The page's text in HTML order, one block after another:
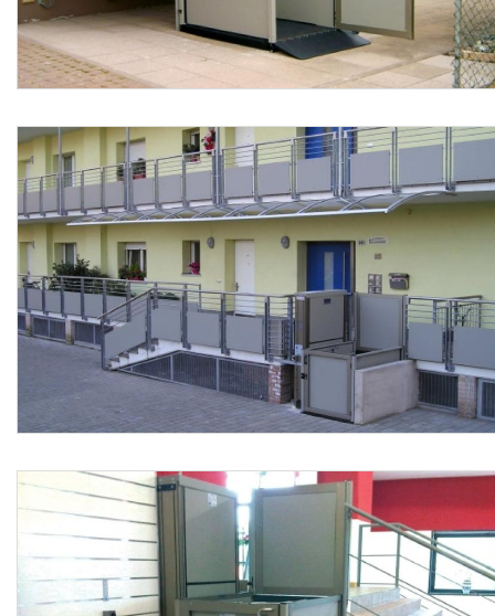
dimensioni utili piattaforma (mm): 914 x 1242, 914 x 1394,
1100 x 1546, 1125 x 1519; portata massima: 340 kg;
velocità massima: 0,045 m/s); grado di protezione: IP 54;
colorazione standard: verniciatura a polveri colore Silver
-10°C/+40°C; conformità: direttiva macchine 2006/42/CE,
direttiva EMC 2004/108/CE.
L’esecuzione in opera dovrà essere conforme a quanto
contenuto nel progetto esecutivo nel rispetto delle
indicazioni, prescrizioni e disposizioni tecniche del
Direttore dei Lavori.
Sono esclusi dal prezzo la formazione del basamento e
delle eventuali murature portanti laterali, la motorizzazione
dell’apertura cancelli, la colonnina porta pulsantiera di
piano, l’esecuzione self-standing autoportante con
fissaggio a pavimento e bordi inclinati per facilitare
l’accesso al piano inferiore, il segnale acustico di arrivo,
manuale di emergenza, la manovra di discesa manuale,
l’interruttore dell’alimentazione, l’alimentazione
permanente a batterie, la formazione delle linee elettriche
sotto traccia computate nelle opere inerenti all’impianto
elettrico, le assistenze murarie, mentre sono compresi le